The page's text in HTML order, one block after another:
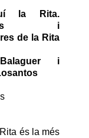
la Rita.
i
de la Rita
i
és la més